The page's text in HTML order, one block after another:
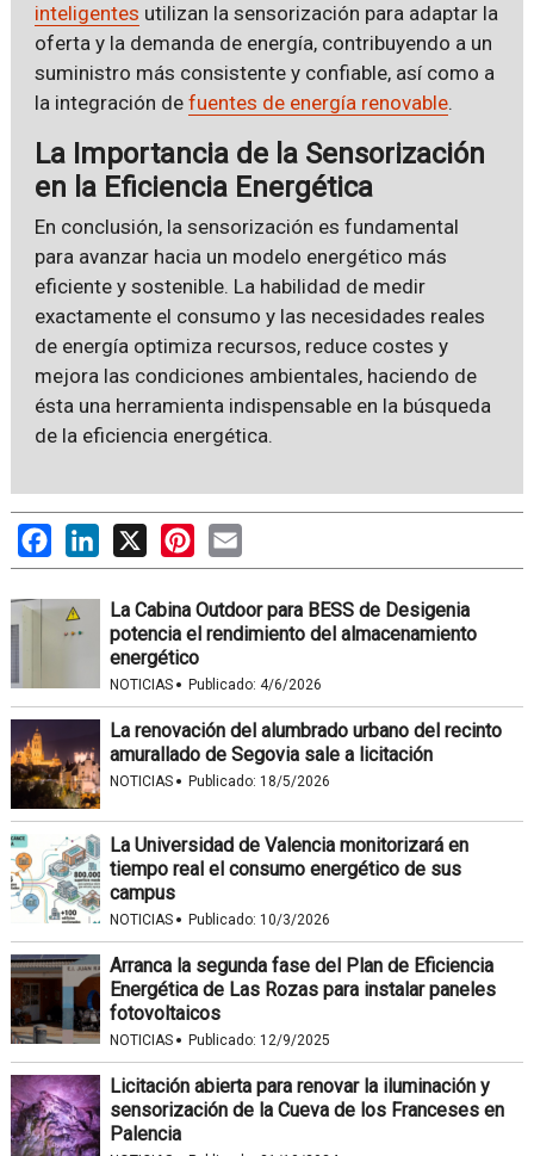
inteligentes utilizan la sensorización para adaptar la
oferta y la demanda de energía, contribuyendo a un
suministro más consistente y confiable, así como a
la integración de fuentes de energía renovable.
La Importancia de la Sensorización
en la Eficiencia Energética
En conclusión, la sensorización es fundamental
para avanzar hacia un modelo energético más
eficiente y sostenible. La habilidad de medir
exactamente el consumo y las necesidades reales
de energía optimiza recursos, reduce costes y
mejora las condiciones ambientales, haciendo de
ésta una herramienta indispensable en la búsqueda
de la eficiencia energética.
FacebookLinkedIn
X PinterestEmail
La Cabina Outdoor para BESS de Desigenia
potencia el rendimiento del almacenamiento
energético
NOTICIAS · Publicado: 4/6/2026
La renovación del alumbrado urbano del recinto
amurallado de Segovia sale a licitación
NOTICIAS · Publicado: 18/5/2026
La Universidad de Valencia monitorizará en
tiempo real el consumo energético de sus
campus
NOTICIAS · Publicado: 10/3/2026
Arranca la segunda fase del Plan de Eficiencia
Energética de Las Rozas para instalar paneles
fotovoltaicos
NOTICIAS · Publicado: 12/9/2025
Licitación abierta para renovar la iluminación y
sensorización de la Cueva de los Franceses en
Palencia